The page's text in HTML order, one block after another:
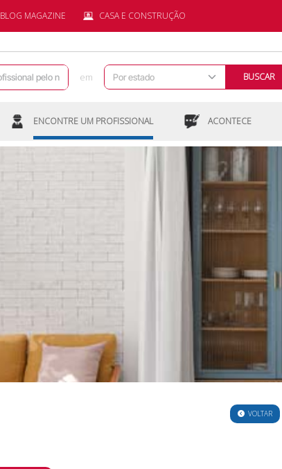
BLOG MAGAZINE CASA E CONSTRUÇÃO
em BUSCAR
ENCONTRE UM PROFISSIONAL ACONTECE
VOLTAR